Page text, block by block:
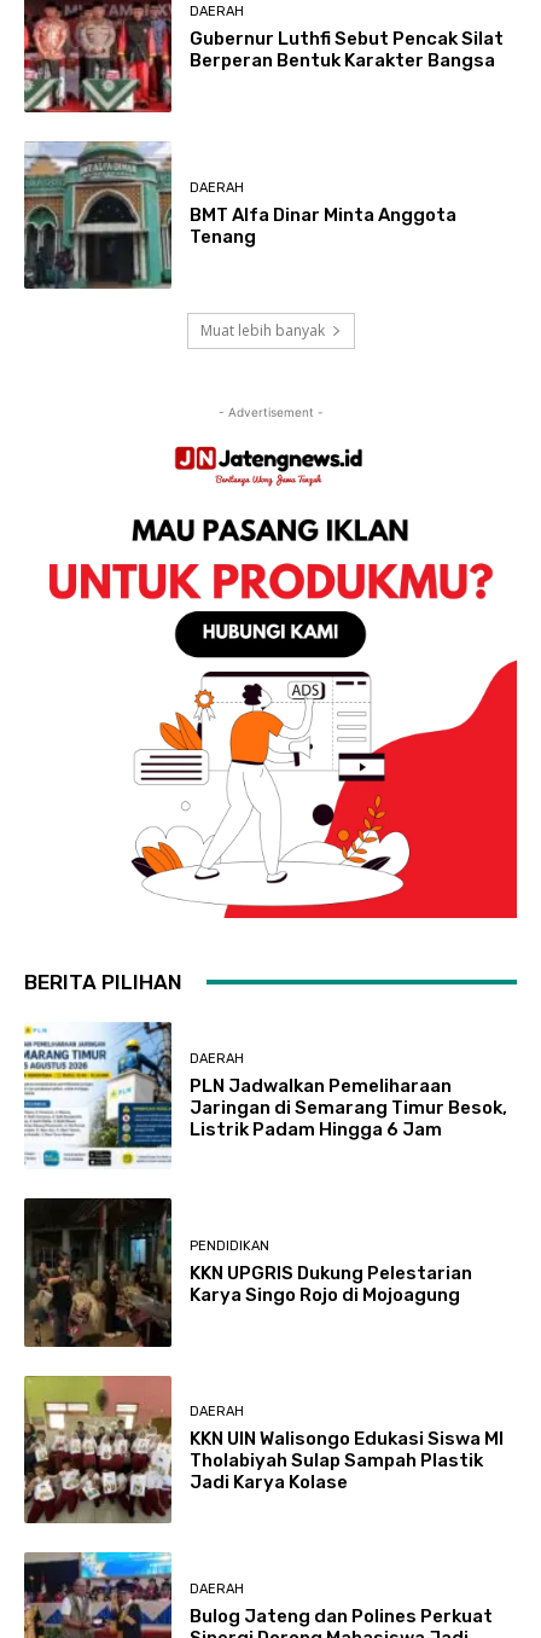
DAERAH
Gubernur Luthfi Sebut Pencak Silat
Berperan Bentuk Karakter Bangsa
DAERAH
BMT Alfa Dinar Minta Anggota
Tenang
Muat lebih banyak
- Advertisement -
BERITA PILIHAN
DAERAH
PLN Jadwalkan Pemeliharaan
Jaringan di Semarang Timur Besok,
Listrik Padam Hingga 6 Jam
PENDIDIKAN
KKN UPGRIS Dukung Pelestarian
Karya Singo Rojo di Mojoagung
DAERAH
KKN UIN Walisongo Edukasi Siswa MI
Tholabiyah Sulap Sampah Plastik
Jadi Karya Kolase
DAERAH
Bulog Jateng dan Polines Perkuat